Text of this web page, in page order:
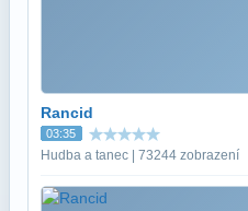
Rancid
03:35
Hudba a tanec | 73244 zobrazení